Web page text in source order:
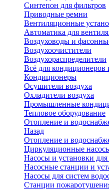
Синтепон для фильтров
Приводные ремни
Вентиляционные
Автоматика для
Воздуховоды и
Воздухоочистители
Воздухораспределители
Всё для кондиционеров
Кондиционеры
Осушители воздуха
Охладители воздуха
Промышленные
Тепловое оборудование
Отопление и
Назад
Отопление и
Циркуляционные
Насосы и установки для
Насосные станции и
Насосы для систем
Станции